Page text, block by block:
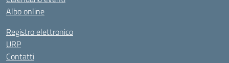
Albo online
Registro elettronico
URP
Contatti